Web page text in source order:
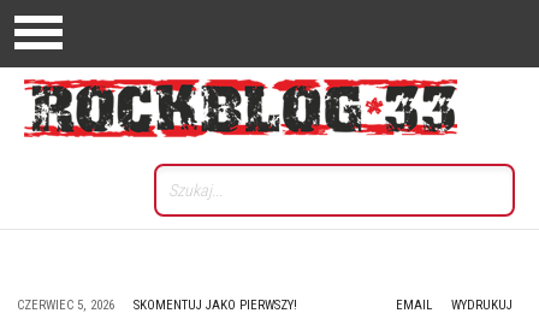
CZERWIEC 5, 2026 WYDRUKUJ
EMAIL
SKOMENTUJ JAKO PIERWSZY!